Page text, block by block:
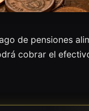
de pensiones
cobrar el